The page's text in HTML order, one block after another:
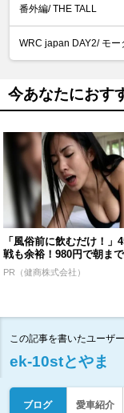
番外編/ THE TALL
WRC japan DAY2/ モー
今あなたにおす
「風俗前に飲むだけ！」
戦も余裕！980円で朝ま
PR（健商株式会社）
この記事を書いたユーザー
ek-10stとやま
ブログ 愛車紹介